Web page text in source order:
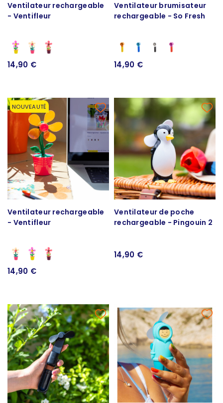
Ventilateur rechargeable
- Ventifleur
14,90 €
Ventilateur brumisateur
rechargeable - So Fresh
14,90 €
NOUVEAUTÉ
Ventilateur rechargeable
- Ventifleur
14,90 €
Ventilateur de poche
rechargeable - Pingouin 2
14,90 €